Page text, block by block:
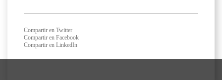
Compartir en Twitter
Compartir en Facebook
Compartir en LinkedIn